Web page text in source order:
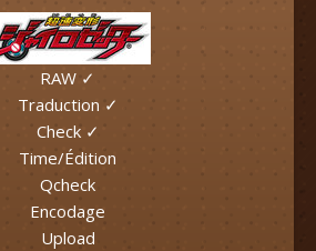
RAW ✓
Traduction ✓
Check ✓
Time/Édition
Qcheck
Encodage
Upload